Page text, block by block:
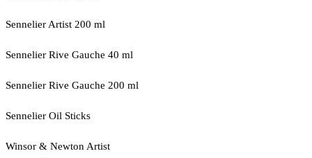
Sennelier Artist 200 ml
Sennelier Rive Gauche 40 ml
Sennelier Rive Gauche 200 ml
Sennelier Oil Sticks
Winsor & Newton Artist